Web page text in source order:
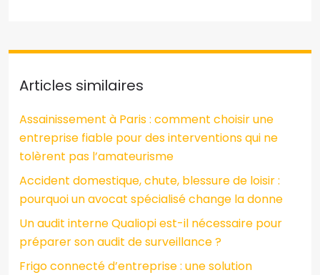
Articles similaires
Assainissement à Paris : comment choisir une
entreprise fiable pour des interventions qui ne
tolèrent pas l’amateurisme
Accident domestique, chute, blessure de loisir :
pourquoi un avocat spécialisé change la donne
Un audit interne Qualiopi est-il nécessaire pour
préparer son audit de surveillance ?
Frigo connecté d’entreprise : une solution